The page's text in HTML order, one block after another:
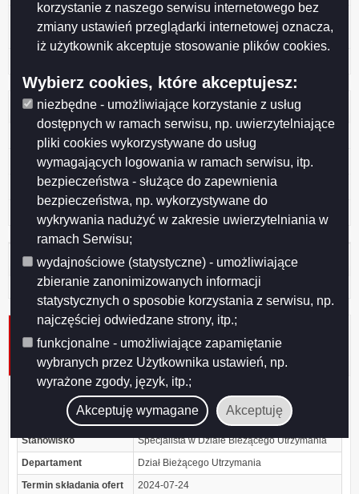
korzystanie z naszego serwisu internetowego bez
zmiany ustawień przeglądarki internetowej oznacza,
iż użytkownik akceptuje stosowanie plików cookies.
Wybierz cookies, które akceptujesz:
niezbędne - umożliwiające korzystanie z usług
dostępnych w ramach serwisu, np. uwierzytelniające
pliki cookies wykorzystywane do usług
wymagających logowania w ramach serwisu, itp.
bezpieczeństwa - służące do zapewnienia
bezpieczeństwa, np. wykorzystywane do
wykrywania nadużyć w zakresie uwierzytelniania w
ramach Serwisu;
wydajnościowe (statystyczne) - umożliwiające
zbieranie zanonimizowanych informacji
statystycznych o sposobie korzystania z serwisu, np.
najczęściej odwiedzane strony, itp.;
funkcjonalne - umożliwiające zapamiętanie
wybranych przez Użytkownika ustawień, np.
wyrażone zgody, język, itp.;
Akceptuję wymagane Akceptuję
Oferta pracy nr z dnia 2019-01-14 na stanowisko
Specjalista - Dział Organizacyjno-Kadrowy
Pomoc
Redakcja Biuletynu
Instrukcja korzystania z BIP
Mapa serwisu
Szukaj
Licznik odwiedzin
Odwiedzana: 605
Oferta pracy nr 3 z dnia 2024-07-10 na stanowisko
Specjalista w Dziale Bieżącego Utrzymania - Dział
Bieżącego Utrzymania
2024-07-10
3
Stanowisko
Specjalista w Dziale Bieżącego Utrzymania
Departament
Dział Bieżącego Utrzymania
Termin składania ofert
2024-07-24